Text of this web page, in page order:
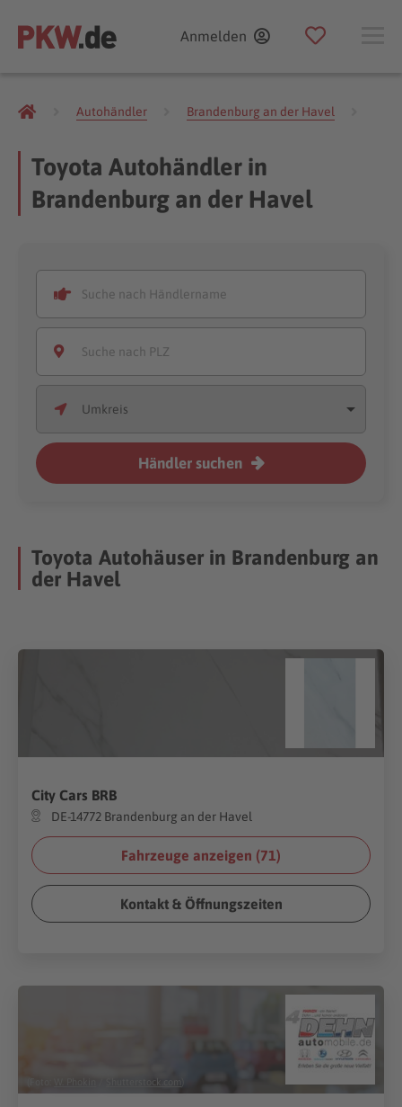
Anmelden
Autohändler Brandenburg an der Havel
Toyota Autohändler in
Brandenburg an der Havel
Händler suchen
Toyota Autohäuser in Brandenburg an
der Havel
City Cars BRB
DE-14772 Brandenburg an der Havel
Fahrzeuge anzeigen (71)
Kontakt & Öffnungszeiten
Shutterstock.com